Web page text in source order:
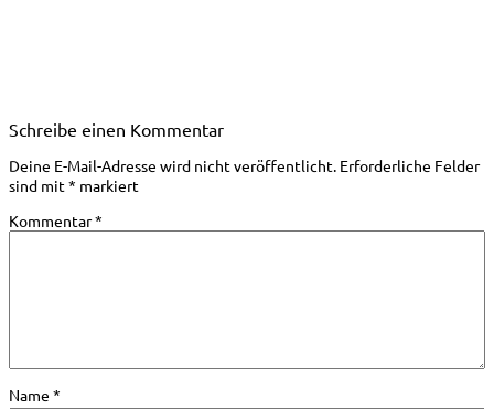
Schreibe einen Kommentar
Deine E-Mail-Adresse wird nicht veröffentlicht. Erforderliche Felder
sind mit* markiert
Kommentar*
Name *